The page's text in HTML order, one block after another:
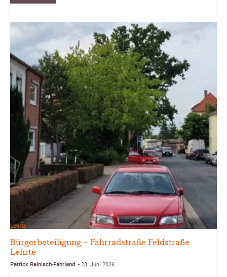
Lehrte
Bürgerbeteiligung – Fahrradstraße Feldstraße
Lehrte
Patrick Reinisch-Fahrland - 23. Juni 2026